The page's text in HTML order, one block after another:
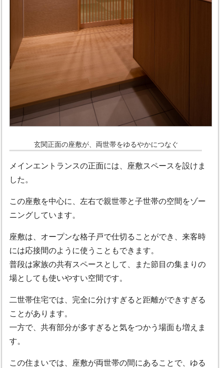
玄関正面の座敷が、両世帯をゆるやかにつなぐ
メインエントランスの正面には、座敷スペースを設けま
した。
この座敷を中心に、左右で親世帯と子世帯の空間をゾー
ニングしています。
座敷は、オープンな格子戸で仕切ることができ、来客時
には応接間のように使うこともできます。
普段は家族の共有スペースとして、また節目の集まりの
場としても使いやすい空間です。
二世帯住宅では、完全に分けすぎると距離ができすぎる
ことがあります。
一方で、共有部分が多すぎると気をつかう場面も増えま
す。
この住まいでは、座敷が両世帯の間にあることで、ゆる